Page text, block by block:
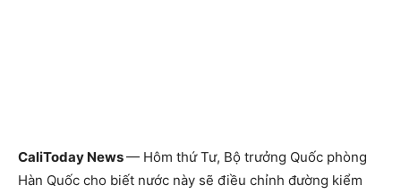
CaliToday News— Hôm thứ Tư, Bộ trưởng Quốc phòng
Hàn Quốc cho biết nước này sẽ điều chỉnh đường kiểm